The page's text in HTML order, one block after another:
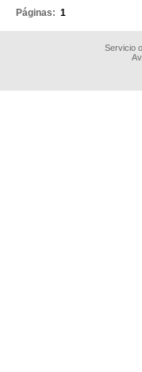
Páginas: 1
Servicio